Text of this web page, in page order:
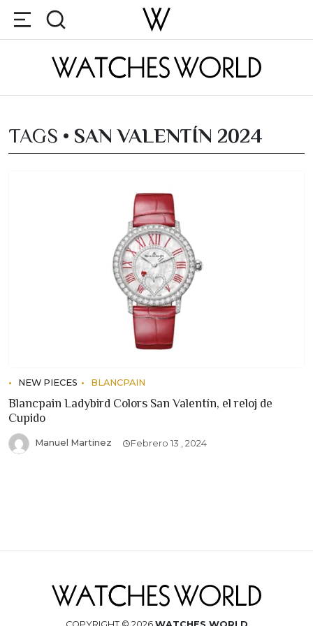
TAGS • SAN VALENTÍN 2024
NEW PIECES BLANCPAIN
Blancpain Ladybird Colors San Valentín, el reloj de
Cupido
Manuel Martinez Febrero 13 , 2024